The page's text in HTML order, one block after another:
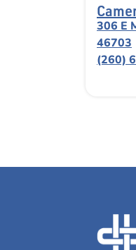
306 E
46703
(260)